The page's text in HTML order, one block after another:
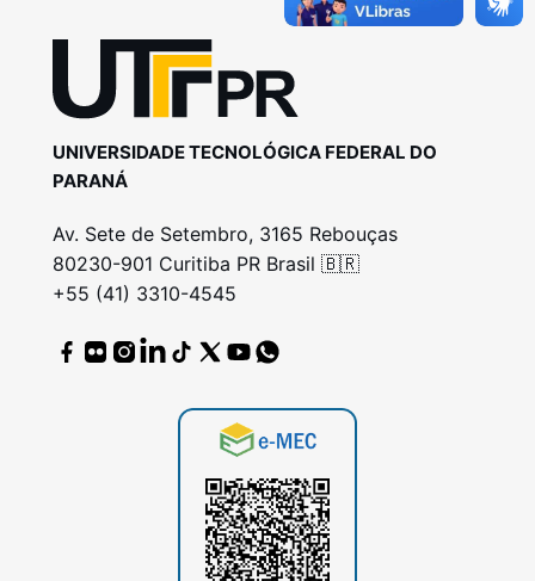
UNIVERSIDADE TECNOLÓGICA FEDERAL DO
PARANÁ
Av. Sete de Setembro, 3165 Rebouças
80230-901 Curitiba PR Brasil 🇧🇷
+55 (41) 3310-4545